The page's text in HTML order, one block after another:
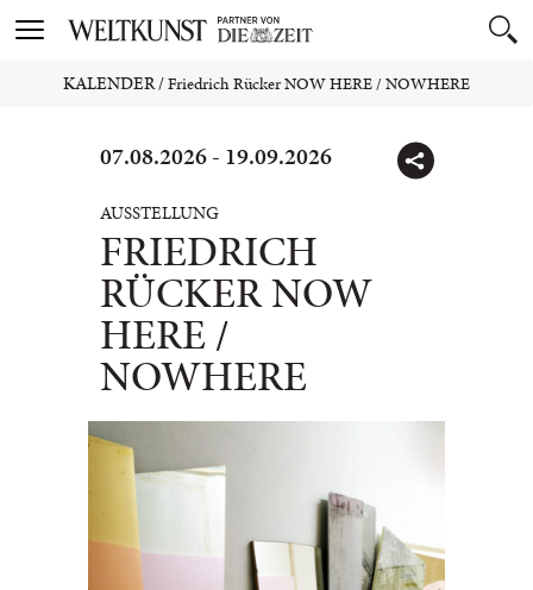
Toggle
KALENDER/Friedrich Rücker NOW HERE / NOWHERE
07.08.2026 - 19.09.2026
AUSSTELLUNG
FRIEDRICH
RÜCKER NOW
HERE /
NOWHERE